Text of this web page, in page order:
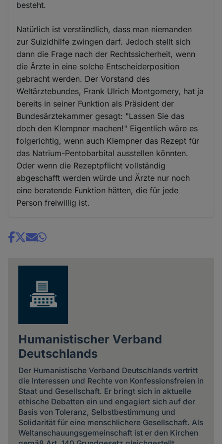
besteht.
Natürlich ist verständlich, dass man niemanden
zur Suizidhilfe zwingen darf. Jedoch stellt sich
dann die Frage nach der Rechtssicherheit, wenn
die Ärzte in eine solche Entscheiderposition
gebracht werden. Der Vorstand des
Weltärztebundes, Frank Ulrich Montgomery, hat ja
bereits in seiner Funktion als Präsident der
Bundesärztekammer gesagt: "Lassen Sie das
doch den Klempner machen!" Eigentlich wäre es
folgerichtig, wenn auch Klempner das Rezept für
das Natrium-Pentobarbital ausstellen könnten.
Oder wenn die Rezeptpflicht vollständig
abgeschafft werden würde und Ärzte nur noch
eine beratende Funktion hätten, die für jede
Person freiwillig ist.
Share
Humanistischer Verband
Deutschlands
Der Humanistische Verband Deutschlands vertritt
die Interessen und Rechte von Konfessionsfreien in
Staat und Gesellschaft. Er bringt sich in aktuelle
ethische Debatten ein und engagiert sich auf der
Basis von Toleranz, Selbstbestimmung und
Solidarität für eine menschlichere Gesellschaft. Als
Weltanschauungsgemeinschaft ist er den Kirchen